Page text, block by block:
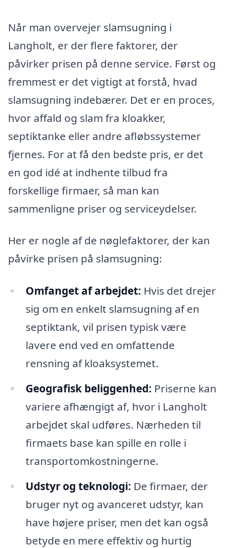
Når man overvejer slamsugning i
Langholt, er der flere faktorer, der
påvirker prisen på denne service. Først og
fremmest er det vigtigt at forstå, hvad
slamsugning indebærer. Det er en proces,
hvor affald og slam fra kloakker,
septiktanke eller andre afløbssystemer
fjernes. For at få den bedste pris, er det
en god idé at indhente tilbud fra
forskellige firmaer, så man kan
sammenligne priser og serviceydelser.
Her er nogle af de nøglefaktorer, der kan
påvirke prisen på slamsugning:
Omfanget af arbejdet: Hvis det drejer
sig om en enkelt slamsugning af en
septiktank, vil prisen typisk være
lavere end ved en omfattende
rensning af kloaksystemet.
Geografisk beliggenhed: Priserne kan
variere afhængigt af, hvor i Langholt
arbejdet skal udføres. Nærheden til
firmaets base kan spille en rolle i
transportomkostningerne.
Udstyr og teknologi: De firmaer, der
bruger nyt og avanceret udstyr, kan
have højere priser, men det kan også
betyde en mere effektiv og hurtig